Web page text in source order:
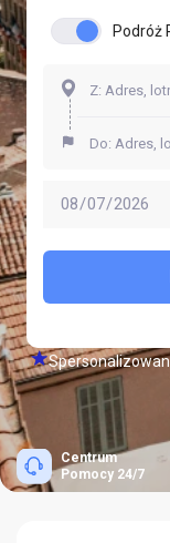
Podróż
Centrum
Pomocy 24/7